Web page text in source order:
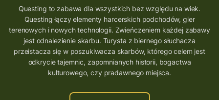
co zobaczyć na Śląsku
aplikacja questy
aplikacja gry terenowe
wielkopolskie questy
wakacje z questami
trenerzy questingu
szkolenie tworzenie questów
szkolenie questing
Stefan Żeromski
Questing to zabawa dla wszystkich bez względu na wiek.
Questing łączy elementy harcerskich podchodów, gier
terenowych i nowych technologii. Zwieńczeniem każdej zabawy
jest odnalezienie skarbu. Turysta z biernego słuchacza
przeistacza się w poszukiwacza skarbów, którego celem jest
odkrycie tajemnic, zapomnianych historii, bogactwa
kulturowego, czy pradawnego miejsca.